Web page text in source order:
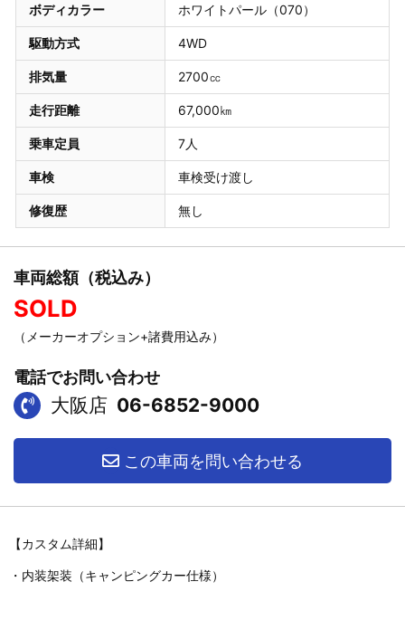
ボディカラー ホワイトパール（070）
駆動方式 4WD
排気量 2700㏄
走行距離 67,000㎞
乗車定員 7人
車検 車検受け渡し
修復歴 無し
車両総額（税込み）
SOLD
（メーカーオプション+諸費用込み）
電話でお問い合わせ
大阪店 06-6852-9000
この車両を問い合わせる
【カスタム詳細】
・内装架装（キャンピングカー仕様）